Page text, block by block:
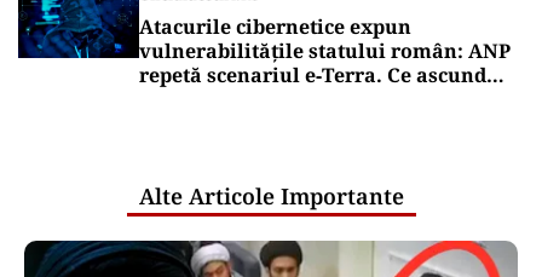
Atacurile cibernetice expun
vulnerabilitățile statului român: ANP
repetă scenariul e‑Terra. Ce ascund
Alte Articole Importante